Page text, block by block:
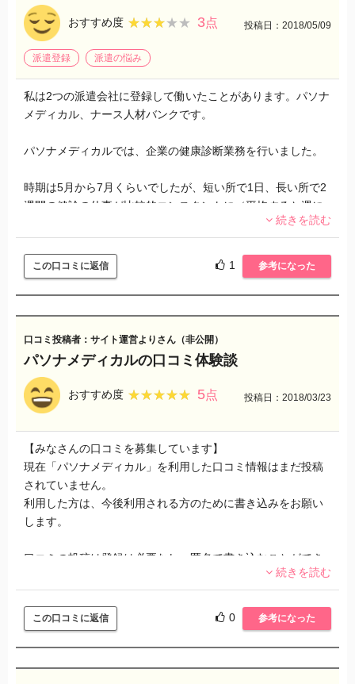
ても気の合うスタッフさんの時もあるのでその日はとても楽
しく仕事が出来ます。
デイサービスは時間より早く上がる事がほとんどでしたが、
訪問入浴はルートが回りきれなかったり、他のルートの人の
手伝い等で残業になる事もありました。残業手当もつくので
訪問入浴の仕事はありがたかったです。
派遣は、週1程度の仕事だったので、気分転換にもなり、程よ
遣会社の担当さんも接しやすく、こまめに連絡をくれる方だ
おすすめ度 ★★★★★
★★★★★ 3点 投稿日：2018/05/09
派遣登録 派遣の悩み
私は2つの派遣会社に登録して働いたことがあります。パソナ
メディカル、ナース人材バンクです。
パソナメディカルでは、企業の健康診断業務を行いました。
時期は5月から7月くらいでしたが、短い所で1日、長い所で2
週間の健診の仕事が比較的コンスタントに（平均すると週に
3-4日程）紹介されました。派遣スタッフは身体計測や血圧測
定、検尿などの仕事をその日によって割り当てられました。
派遣スタッフが採血をすることはない決まりだったので安心
できました。
まず朝健診センターに行き、そこから健診バスでその日の企
業に向かいました。
ナース人材バンクでも同じような健診の仕事をしました。
ただ、7,8月は健診が少なかったので、クリニックのヘルプや
は、場所によって求められることや扱いが様々で少し大変に
感じました。
派遣会社の人からは、できないことはできないと言えばいい
と言われていましたが、いざ現場でそうすると、白い目で見
した。
イベントナースは、コンサートの救護や、修学旅行の引率ナ
ースを経験しました。コンサートは数時間でしたし、ドクタ
ーもいたので安心でした。修学旅行は、生徒たちと一緒にハ
続きを読む
この口コミに返信 1 参考になった
口コミ投稿者：サイト運営よりさん（非公開）
パソナメディカルの口コミ体験談
おすすめ度 ★★★★★
★★★★★ 5点 投稿日：2018/03/23
【みなさんの口コミを募集しています】
現在「パソナメディカル」を利用した口コミ情報はまだ投稿
されていません。
利用した方は、今後利用される方のために書き込みをお願い
します。
口コミの投稿は登録は必要なし、匿名で書き込むことができ
ぜひ、あなたの口コミ・評価を教えてください！
続きを読む
この口コミに返信 0 参考になった